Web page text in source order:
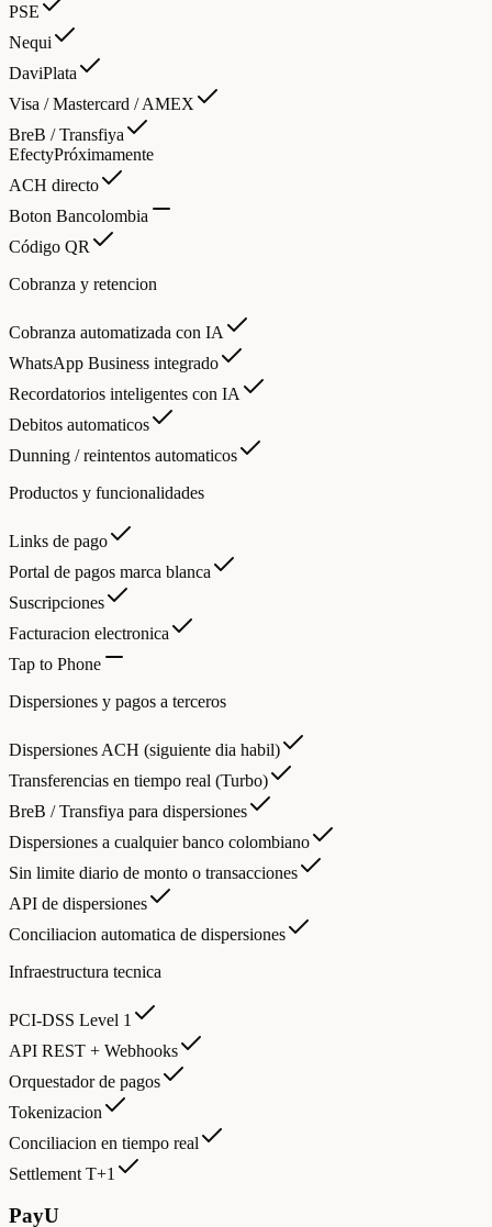
PSE
Nequi
DaviPlata
Visa / Mastercard / AMEX
BreB / Transfiya
EfectyPróximamente
ACH directo
Boton Bancolombia
Código QR
Cobranza y retencion
Cobranza automatizada con IA
WhatsApp Business integrado
Recordatorios inteligentes con IA
Debitos automaticos
Dunning / reintentos automaticos
Productos y funcionalidades
Links de pago
Portal de pagos marca blanca
Suscripciones
Facturacion electronica
Tap to Phone
Dispersiones y pagos a terceros
Dispersiones ACH (siguiente dia habil)
Transferencias en tiempo real (Turbo)
BreB / Transfiya para dispersiones
Dispersiones a cualquier banco colombiano
Sin limite diario de monto o transacciones
API de dispersiones
Conciliacion automatica de dispersiones
Infraestructura tecnica
PCI-DSS Level 1
API REST + Webhooks
Orquestador de pagos
Tokenizacion
Conciliacion en tiempo real
Settlement T+1
PayU